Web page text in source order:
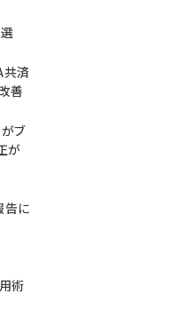
共済
善
ブ
が
告に
術